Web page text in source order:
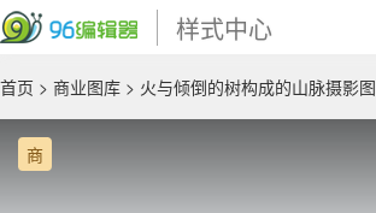
样式中心
首页 > 商业图库 > 火与倾倒的树构成的山脉摄影图
商